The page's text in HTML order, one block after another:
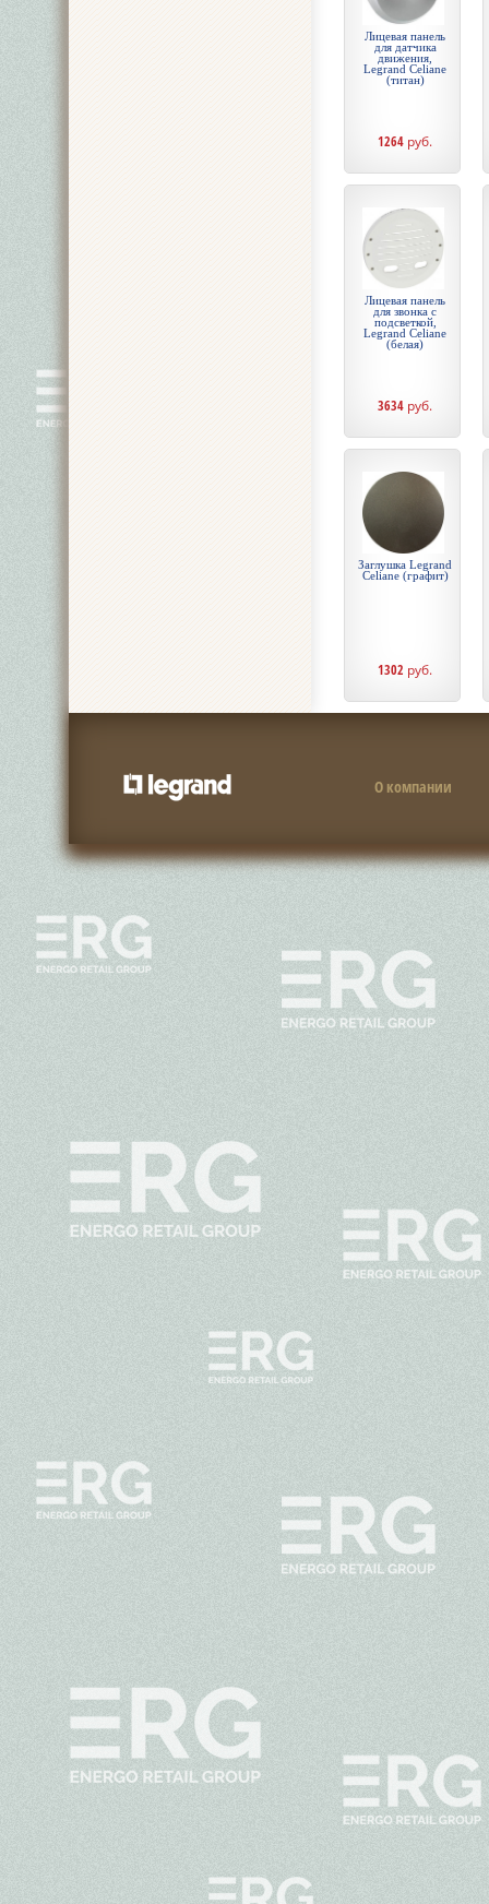
Лицевая панель
для датчика
движения,
Legrand Celiane
(титан)
1264 руб.
Лицевая панель
для звонка с
подсветкой,
Legrand Celiane
(белая)
3634 руб.
Заглушка Legrand
Celiane (графит)
1302 руб.
О компании